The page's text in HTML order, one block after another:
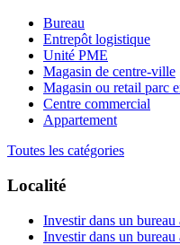
Bureau
Entrepôt logistique
Unité PME
Magasin de centre-ville
Magasin ou retail parc
Centre commercial
Appartement
Toutes les catégories
Localité
Investir dans un
Investir dans un